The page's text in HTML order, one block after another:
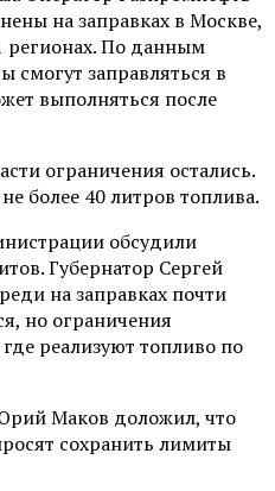
на заправках в Москве,
регионах. По данным
смогут заправляться в
выполняться после
ограничения остались.
более 40 литров топлива.
обсудили
Губернатор Сергей
на заправках почти
но ограничения
реализуют топливо по
Маков доложил, что
сохранить лимиты